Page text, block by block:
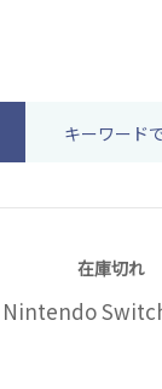
キーワード
在庫切れ
Nintendo